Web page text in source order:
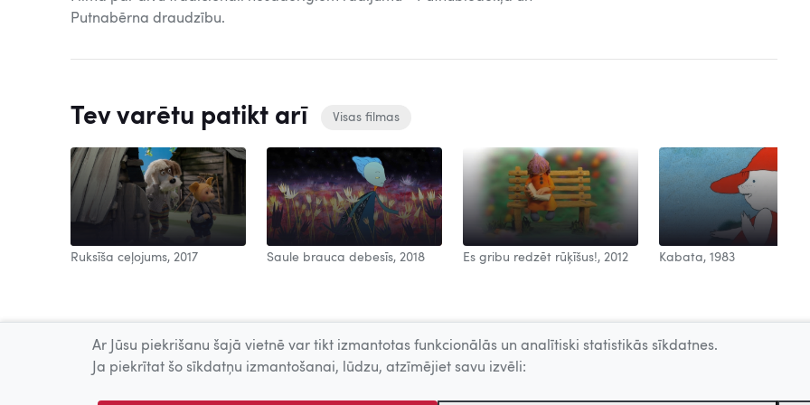
Putnabērna draudzību.
Tev varētu patikt arī Visas filmas
Ruksīša ceļojums, 2017 Saule brauca debesīs, 2018 Es gribu redzēt rūķīšus!, 2012 Kabata, 1983
Ar Jūsu piekrišanu šajā vietnē var tikt izmantotas funkcionālās un analītiski statistikās sīkdatnes.
Ja piekrītat šo sīkdatņu izmantošanai, lūdzu, atzīmējiet savu izvēli: